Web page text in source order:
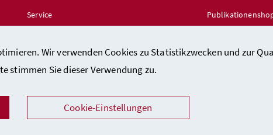
Wir verwenden Cookies zu Statistikzwecken und zur
stimmen Sie dieser Verwendung zu.
Cookie-Einstellungen
Service
/ Datenschutz / Sicherheit